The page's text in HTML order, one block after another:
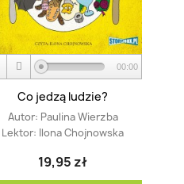
00:00
Co jedzą ludzie?
Autor: Paulina Wierzba
Lektor: Ilona Chojnowska
19,95 zł